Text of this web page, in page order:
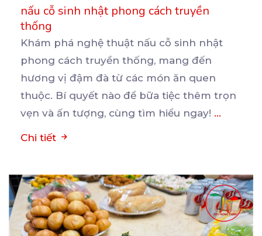
nấu cỗ sinh nhật phong cách truyền
thống
Khám phá nghệ thuật nấu cỗ sinh nhật
phong cách truyền thống, mang đến
hương vị đậm đà từ các món ăn quen
thuộc. Bí quyết nào để bữa tiệc thêm trọn
vẹn và ấn tượng, cùng tìm hiểu ngay! ...
Chi tiết